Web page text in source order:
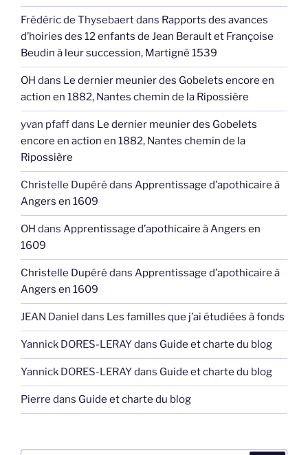
Frédéric de Thysebaertdans Rapports des avances
d’hoiries des 12 enfants de Jean Berault et Françoise
Beudin à leur succession, Martigné 1539
OH dans Le dernier meunier des Gobelets encore en
action en 1882, Nantes chemin de la Ripossière
yvan pfaffdans Le dernier meunier des Gobelets
encore en action en 1882, Nantes chemin de la
Ripossière
Christelle Dupéré dans Apprentissage d’apothicaire à
Angers en 1609
OH dans Apprentissage d’apothicaire à Angers en
1609
Christelle Dupéré dans Apprentissage d’apothicaire à
Angers en 1609
JEAN Daniel dans Les familles que j’ai étudiées à fonds
Yannick DORES-LERAYdans Guide et charte du blog
Yannick DORES-LERAYdans Guide et charte du blog
Pierre dans Guide et charte du blog